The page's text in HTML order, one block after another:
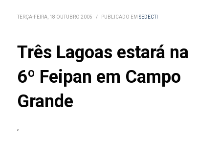
TERÇA-FEIRA, 18 OUTUBRO 2005 / PUBLICADO EM SEDECTI
Três Lagoas estará na
6º Feipan em Campo
Grande
‘